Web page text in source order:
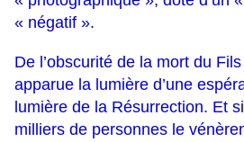
« négatif ».
De l’obscurité de la mort du
apparue la lumière d’une
lumière de la Résurrection. Et
milliers de personnes le